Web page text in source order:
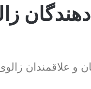
و علاقمندان